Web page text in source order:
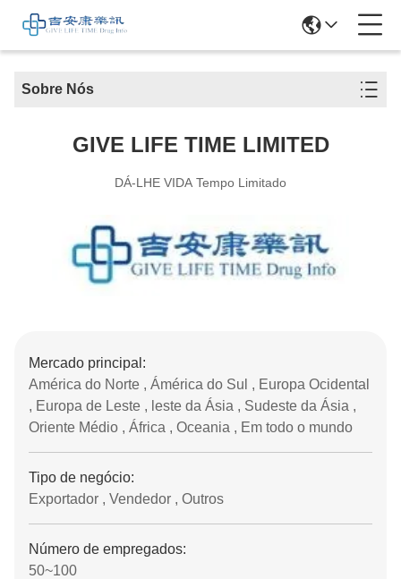
Sobre Nós
GIVE LIFE TIME LIMITED
DÁ-LHE VIDA Tempo Limitado
Mercado principal:
América do Norte , Ámérica do Sul , Europa Ocidental
, Europa de Leste , leste da Ásia , Sudeste da Ásia ,
Oriente Médio , África , Oceania , Em todo o mundo
Tipo de negócio:
Exportador , Vendedor , Outros
Número de empregados:
50~100